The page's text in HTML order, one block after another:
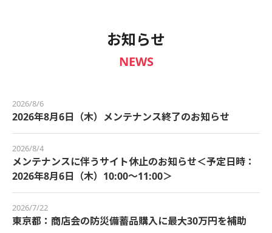
お知らせ
NEWS
2026/8/6
2026年8月6日（木）メンテナンス終了のお知らせ
2026/8/4
メンテナンスに伴うサイト休止のお知らせ＜予定日時：
2026年8月6日（木）10:00～11:00＞
2026/7/22
東京都：商店会の防災備蓄品購入に最大30万円を補助